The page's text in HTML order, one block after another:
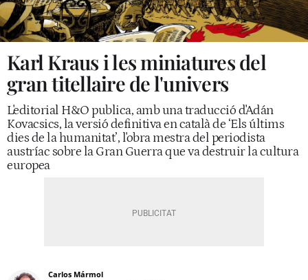
Karl Kraus i les miniatures del
gran titellaire de l'univers
L'editorial H&O publica, amb una traducció d'Adán
Kovacsics, la versió definitiva en català de ‘Els últims
dies de la humanitat’, l'obra mestra del periodista
austríac sobre la Gran Guerra que va destruir la cultura
europea
Carlos Mármol